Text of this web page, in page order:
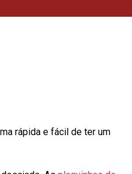
rápida e fácil de ter um